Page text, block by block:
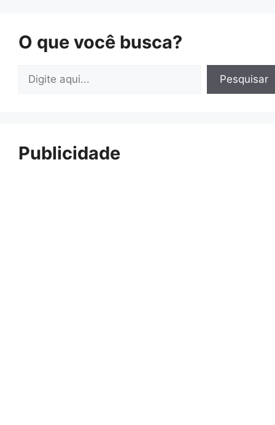
O que você busca?
Pesquisar
Pesquisar
Publicidade